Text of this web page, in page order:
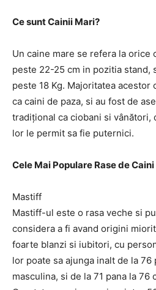
Ce sunt Cainii Mari?
Un caine mare se refera la orice
peste 22-25 cm in pozitia stand,
peste 18 Kg. Majoritatea
ca caini de paza, si au fost de
tradițional ca ciobani si vânători,
lor le permit sa fie puternici.
Cele Mai Populare Rase de
Mastiff
Mastiff-ul este o rasa veche si
considera a fi avand origini
foarte blanzi si iubitori, cu
lor poate sa ajunga inalt de la 76
masculina, si de la 71 pana la 76